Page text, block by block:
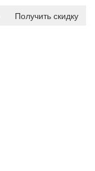
Получить скидку